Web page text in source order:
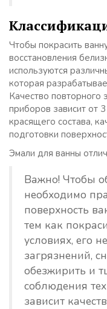
Чтобы покрасить
восстановления
используются
которая
Качество повторного
приборов зависит от
красящего состава,
подготовки
Эмали для ванны
Важно! Чтобы
необходимо
поверхность
тем как
условиях, его
загрязнений,
обезжирить и
соблюдения
зависит